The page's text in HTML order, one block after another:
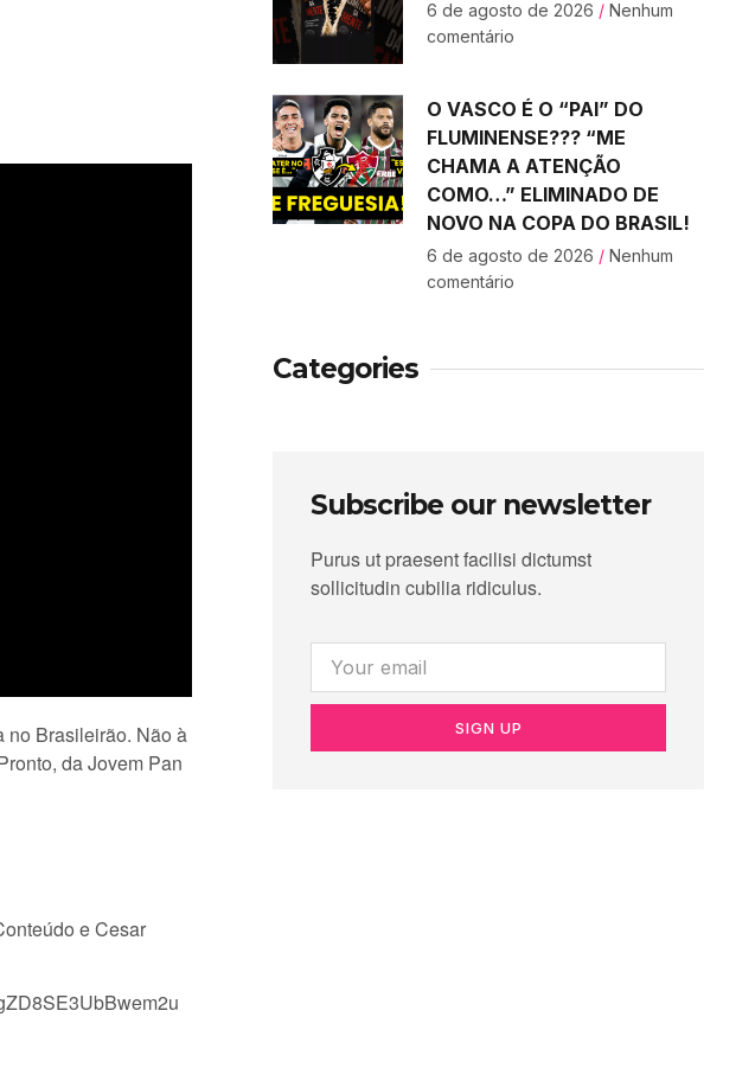
no Brasileirão. Não à
da Jovem Pan
e Cesar
6 de agosto de 2026 Nenhum
comentário
O VASCO É O “PAI” DO
FLUMINENSE??? “ME
CHAMA A ATENÇÃO
COMO…” ELIMINADO DE
NOVO NA COPA DO BRASIL!
6 de agosto de 2026 Nenhum
comentário
Categories
Subscribe our newsletter
Purus ut praesent facilisi dictumst
sollicitudin cubilia ridiculus.
SIGN UP